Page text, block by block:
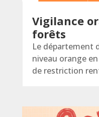
Vigilance
forêts
Le département
niveau orange
de restriction